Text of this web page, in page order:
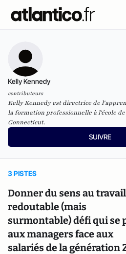
Kelly Kennedy
contributeurs
Kelly Kennedy est directrice de
la formation professionnelle à l'école
Connecticut.
SUIVRE
3 PISTES
Donner du sens au
redoutable (mais
surmontable) défi qui se
aux managers face aux
salariés de la génération